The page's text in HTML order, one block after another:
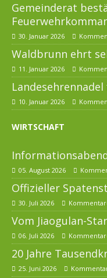
Gemeinderat
30. Januar 2026
Waldbrunn ehrt
11. Januar 2026
10. Januar 2026
WIRTSCHAFT
05. August 2026
Offizieller
30. Juli 2026
Vom Jiaogulan-
06. Juli 2026
20 Jahre
25. Juni 2026